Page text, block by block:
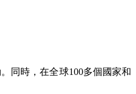
同時，在全球100多個國家和